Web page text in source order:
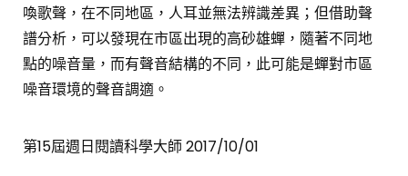
喚歌聲，在不同地區，人耳並無法辨識差異；但借助聲
譜分析，可以發現在市區出現的高砂雄蟬，隨著不同地
點的噪音量，而有聲音結構的不同，此可能是蟬對市區
噪音環境的聲音調適。
第15屆週日閱讀科學大師 2017/10/01